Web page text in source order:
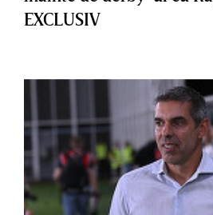
EXCLUSIV